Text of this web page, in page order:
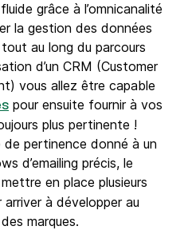
grâce à l’omnicanalité
la gestion des données
au long du parcours
d’un CRM (Customer
vous allez être capable
pour ensuite fournir à vos
plus pertinente !
pertinence donné à un
d’emailing précis, le
en place plusieurs
à développer au
marques.